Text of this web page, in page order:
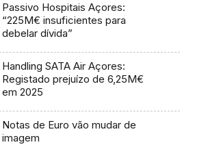
Passivo Hospitais Açores:
“225M€ insuficientes para
debelar dívida”
Handling SATA Air Açores:
Registado prejuízo de 6,25M€
em 2025
Notas de Euro vão mudar de
imagem